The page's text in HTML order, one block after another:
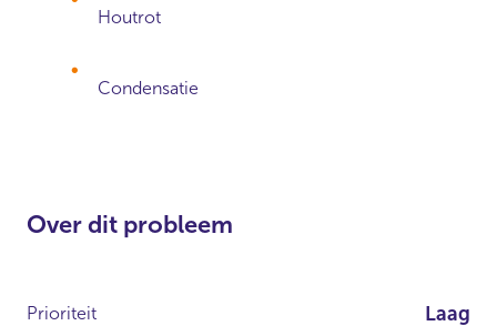
Houtrot
Condensatie
Over dit probleem
Prioriteit Laag